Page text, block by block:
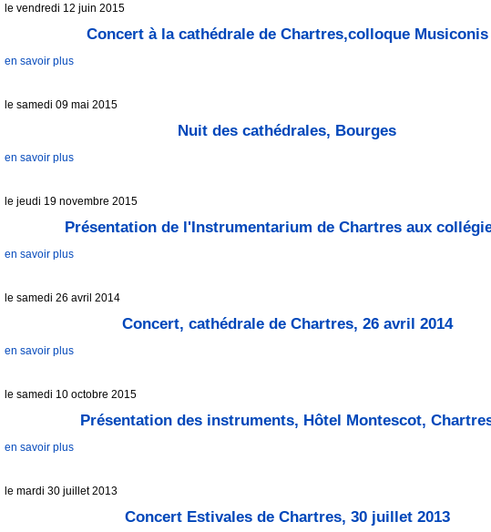
le vendredi 12 juin 2015
Concert à la cathédrale de Chartres,colloque Musiconis
en savoir plus
le samedi 09 mai 2015
Nuit des cathédrales, Bourges
en savoir plus
le jeudi 19 novembre 2015
Présentation de l'Instrumentarium de Chartres aux
en savoir plus
le samedi 26 avril 2014
Concert, cathédrale de Chartres, 26 avril 2014
en savoir plus
le samedi 10 octobre 2015
Présentation des instruments, Hôtel Montescot,
en savoir plus
le mardi 30 juillet 2013
Concert Estivales de Chartres, 30 juillet 2013